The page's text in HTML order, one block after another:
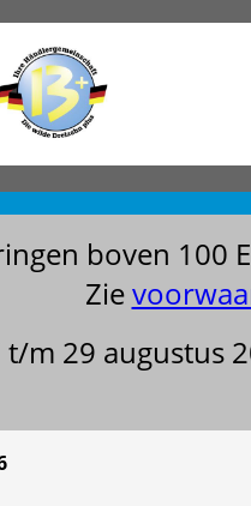
boven 100
Zie
m 29 augustus